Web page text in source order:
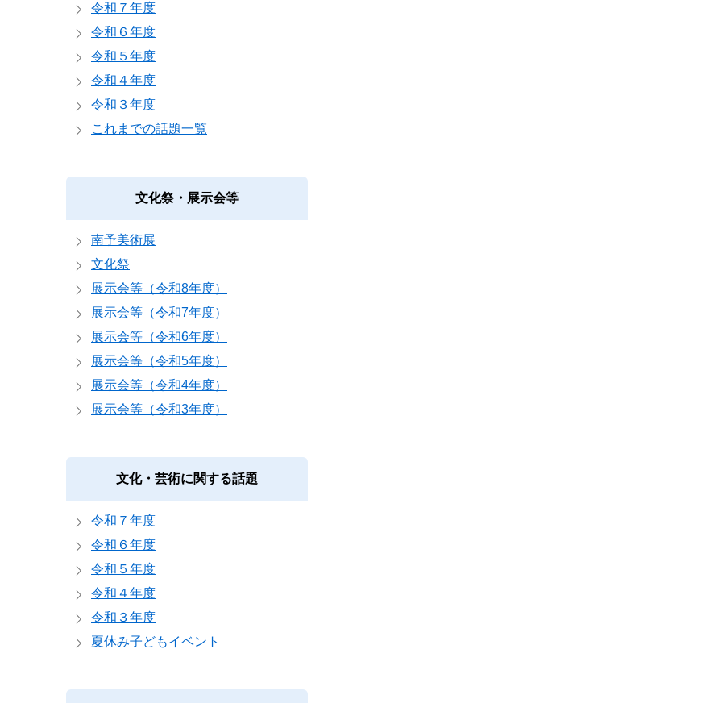
令和７年度
令和６年度
令和５年度
令和４年度
令和３年度
これまでの話題一覧
文化祭・展示会等
南予美術展
文化祭
展示会等（令和8年度）
展示会等（令和7年度）
展示会等（令和6年度）
展示会等（令和5年度）
展示会等（令和4年度）
展示会等（令和3年度）
文化・芸術に関する話題
令和７年度
令和６年度
令和５年度
令和４年度
令和３年度
夏休み子どもイベント